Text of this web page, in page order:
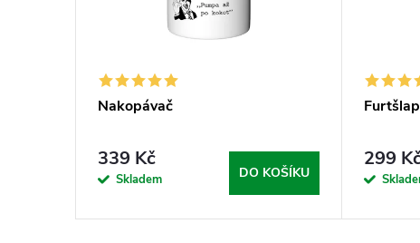
Nakopávač
339 Kč
Skladem DO KOŠÍKU
Furtšlap
299